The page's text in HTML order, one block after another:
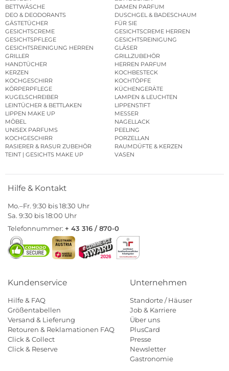
BETTWÄSCHE
DAMEN PARFUM
DEO & DEODORANTS
DUSCHGEL & BADESCHAUM
GÄSTETÜCHER
FÜR SIE
GESICHTSCREME
GESICHTSCREME HERREN
GESICHTSPFLEGE
GESICHTSREINIGUNG
GESICHTSREINIGUNG HERREN
GLÄSER
GRILLER
GRILLZUBEHÖR
HANDTÜCHER
HERREN PARFUM
KERZEN
KOCHBESTECK
KOCHGESCHIRR
KOCHTÖPFE
KÖRPERPFLEGE
KÜCHENGERÄTE
KUGELSCHREIBER
LAMPEN & LEUCHTEN
LEINTÜCHER & BETTLAKEN
LIPPENSTIFT
LIPPEN MAKE UP
MESSER
MÖBEL
NAGELLACK
UNISEX PARFUMS
PEELING
KOCHGESCHIRR
PORZELLAN
RASIERER & RASUR ZUBEHÖR
RAUMDÜFTE & KERZEN
TEINT | GESICHTS MAKE UP
VASEN
Hilfe & Kontakt
Mo.–Fr. 9:30 bis 18:30 Uhr
Sa. 9:30 bis 18:00 Uhr
Telefonnummer: + 43 316 / 870-0
Kundenservice
Hilfe & FAQ
Größentabellen
Versand & Lieferung
Retouren & Reklamationen FAQ
Click & Collect
Click & Reserve
Unternehmen
Standorte / Häuser
Job & Karriere
Über uns
PlusCard
Presse
Newsletter
Gastronomie